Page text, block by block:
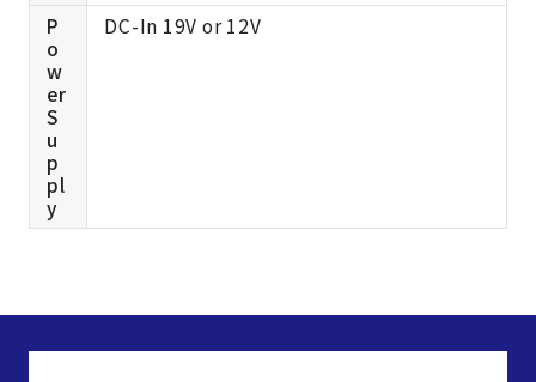
P
o
w
er
S
u
p
pl
y
DC-In 19V or 12V